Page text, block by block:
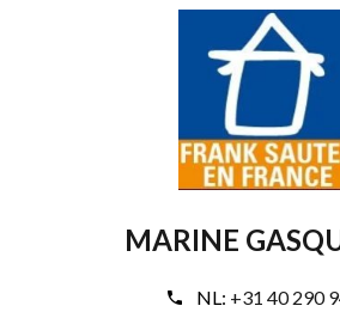
MARINE
NL: +31 40 290